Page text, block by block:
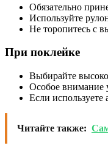
Обязательно
Используйте
Не торопитесь с
При поклейке
Выбирайте
Особое внимание
Если
Читайте также: